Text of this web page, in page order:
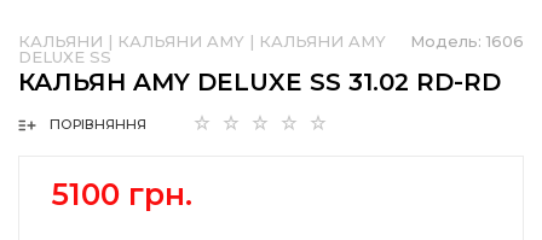
Модель: 1606
КАЛЬЯНИ | КАЛЬЯНИ AMY | КАЛЬЯНИ AMY
DELUXE SS
КАЛЬЯН AMY DELUXE SS 31.02 RD-RD
ПОРІВНЯННЯ
5100 грн.